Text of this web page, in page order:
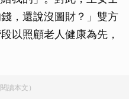
，還說沒圖財？」雙方
以照顧老人健康為先，
讀本文）